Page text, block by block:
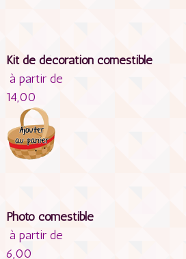
Kit de décoration comestible
à partir de
14,00
Photo comestible
à partir de
6,00